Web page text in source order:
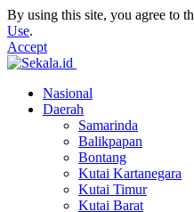
By using this site, you agree to
Use.
Accept
Nasional
Daerah
Samarinda
Balikpapan
Bontang
Kutai Kartanegara
Kutai Timur
Kutai Barat